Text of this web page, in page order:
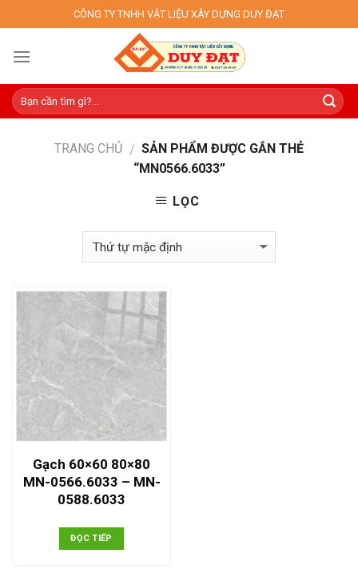
to
content
CÔNG TY TNHH VẬT LIỆU XÂY DỰNG DUY ĐẠT
TRANG CHỦ / SẢN PHẨM ĐƯỢC GẮN THẺ
“MN0566.6033”
LỌC
Gạch 60×60 80×80
MN-0566.6033 – MN-
0588.6033
ĐỌC TIẾP